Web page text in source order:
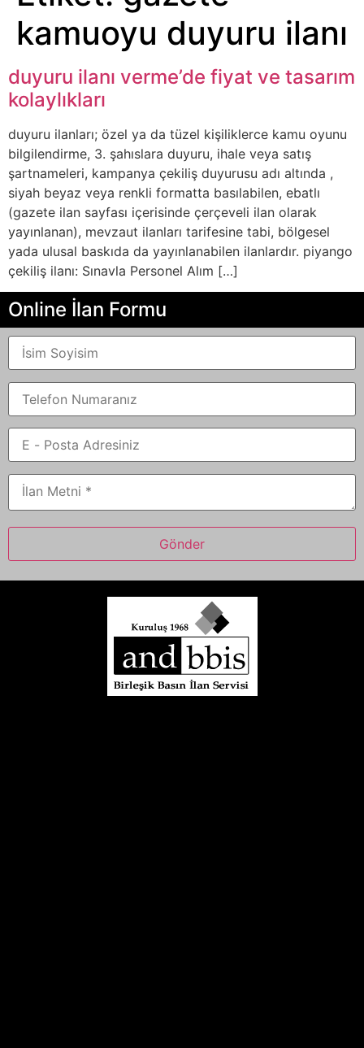
kamuoyu duyuru ilanı
duyuru ilanı verme’de fiyat ve tasarım
kolaylıkları
duyuru ilanları; özel ya da tüzel kişiliklerce kamu oyunu
bilgilendirme, 3. şahıslara duyuru, ihale veya satış
şartnameleri, kampanya çekiliş duyurusu adı altında ,
siyah beyaz veya renkli formatta basılabilen, ebatlı
(gazete ilan sayfası içerisinde çerçeveli ilan olarak
yayınlanan), mevzaut ilanları tarifesine tabi, bölgesel
yada ulusal baskıda da yayınlanabilen ilanlardır. piyango
çekiliş ilanı: Sınavla Personel Alım […]
Online İlan Formu